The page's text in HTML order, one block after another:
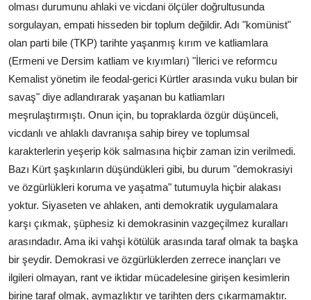
olması durumunu ahlaki ve vicdani ölçüler doğrultusunda
sorgulayan, empati hisseden bir toplum değildir. Adı "komünist"
olan parti bile (TKP) tarihte yaşanmış kırım ve katliamlara
(Ermeni ve Dersim katliam ve kıyımları) "İlerici ve reformcu
Kemalist yönetim ile feodal-gerici Kürtler arasında vuku bulan bir
savaş" diye adlandırarak yaşanan bu katliamları
meşrulaştırmıştı. Onun için, bu topraklarda özgür düşünceli,
vicdanlı ve ahlaklı davranışa sahip birey ve toplumsal
karakterlerin yeşerip kök salmasına hiçbir zaman izin verilmedi.
Bazı Kürt şaşkınların düşündükleri gibi, bu durum "demokrasiyi
ve özgürlükleri koruma ve yaşatma" tutumuyla hiçbir alakası
yoktur. Siyaseten ve ahlaken, anti demokratik uygulamalara
karşı çıkmak, şüphesiz ki demokrasinin vazgeçilmez kuralları
arasındadır. Ama iki vahşi kötülük arasında taraf olmak ta başka
bir şeydir. Demokrasi ve özgürlüklerden zerrece inançları ve
ilgileri olmayan, rant ve iktidar mücadelesine girişen kesimlerin
birine taraf olmak, aymazlıktır ve tarihten ders çıkarmamaktır.